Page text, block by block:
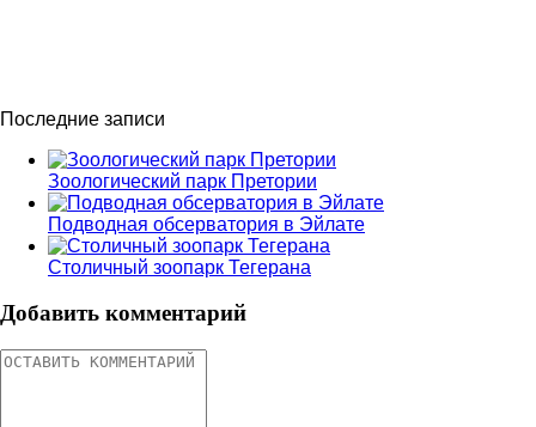
Последние записи
Зоологический парк Претории
Подводная обсерватория в Эйлате
Столичный зоопарк Тегерана
Добавить комментарий